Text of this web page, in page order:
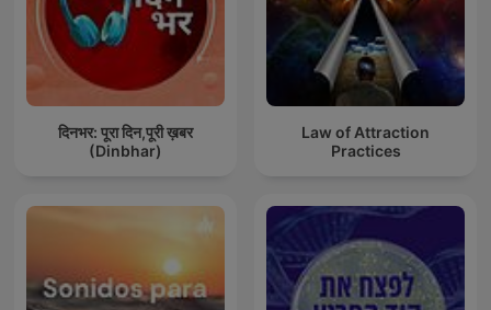
दिनभर: पूरा दिन,पूरी ख़बर
(Dinbhar)
Law of Attraction
Practices